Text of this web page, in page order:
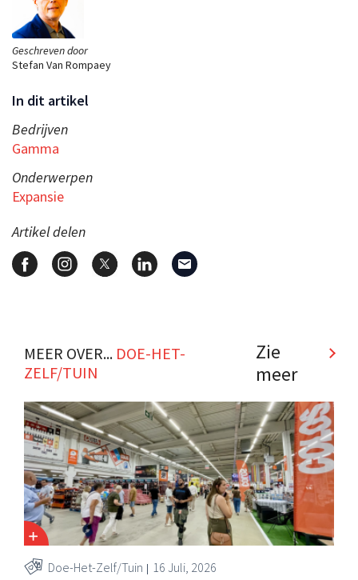
Geschreven door
Stefan Van Rompaey
In dit artikel
Bedrijven
Gamma
Onderwerpen
Expansie
Artikel delen
MEER OVER... DOE-HET-
ZELF/TUIN
Zie
meer
Doe-Het-Zelf/Tuin 16 Juli, 2026